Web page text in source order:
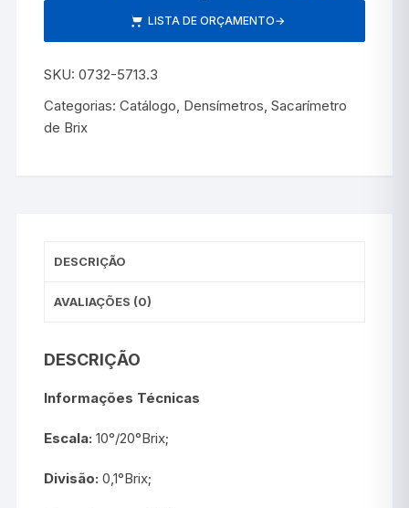
LISTA DE ORÇAMENTO→
SKU:0732-5713.3
Categorias:Catálogo, Densímetros,Sacarímetro
de Brix
DESCRIÇÃO
AVALIAÇÕES (0)
DESCRIÇÃO
Informações Técnicas
Escala: 10°/20°Brix;
Divisão: 0,1°Brix;